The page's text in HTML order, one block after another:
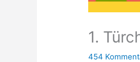
1.
454